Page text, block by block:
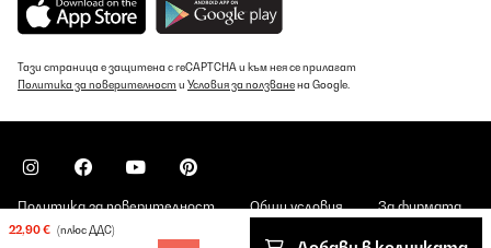
22,90 € (плюс ДДС)
Тази страница е защитена с reCAPTCHA и към нея се прилагат
Политика за поверителност и Условия за ползванена Google.
Политика за поверителност Общи условия За фирмата